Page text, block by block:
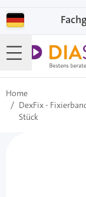
Home
/ DexFix -
Stück